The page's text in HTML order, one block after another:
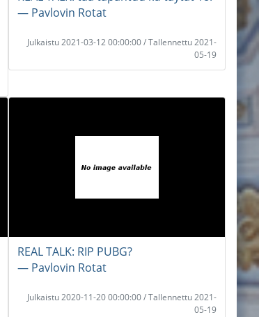
― Pavlovin Rotat
Julkaistu 2021-03-12 00:00:00 / Tallennettu 2021-
05-19
REAL TALK: RIP PUBG?
― Pavlovin Rotat
Julkaistu 2020-11-20 00:00:00 / Tallennettu 2021-
05-19